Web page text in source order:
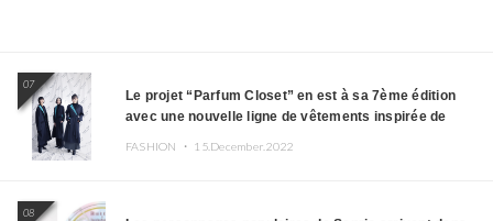
07
Le projet “Parfum Closet” en est à sa 7ème édition
avec une nouvelle ligne de vêtements inspirée de
FASHION ・ 15.December.2022
08